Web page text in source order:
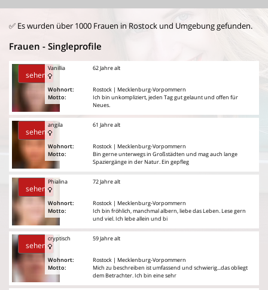
✅ Es wurden über 1000 Frauen in Rostock und Umgebung gefunden.
Frauen - Singleprofile
sehen
Vanillia
Wohnort:
Motto:
62 Jahre alt
Rostock | Mecklenburg-Vorpommern
Ich bin unkompliziert, jeden Tag gut gelaunt und offen für
Neues.
sehen
angila
Wohnort:
Motto:
61 Jahre alt
Rostock | Mecklenburg-Vorpommern
Bin gerne unterwegs in Großstädten und mag auch lange
Spaziergänge in der Natur. Ein gepfleg
sehen
Phialina
Wohnort:
Motto:
72 Jahre alt
Rostock | Mecklenburg-Vorpommern
Ich bin fröhlich, manchmal albern, liebe das Leben. Lese gern
und viel. Ich lebe allein und bi
sehen
cryptisch
Wohnort:
Motto:
59 Jahre alt
Rostock | Mecklenburg-Vorpommern
Mich zu beschreiben ist umfassend und schwierig...das obliegt
dem Betrachter. Ich bin eine sehr